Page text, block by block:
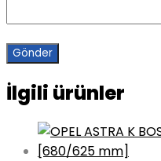
İlgili ürünler